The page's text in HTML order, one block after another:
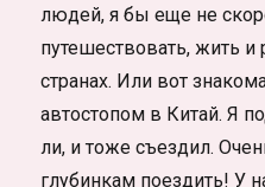
людей, я бы еще не
путешествовать, жить и
странах. Или вот
автостопом в Китай. Я
ли, и тоже съездил.
глубинкам поездить! У